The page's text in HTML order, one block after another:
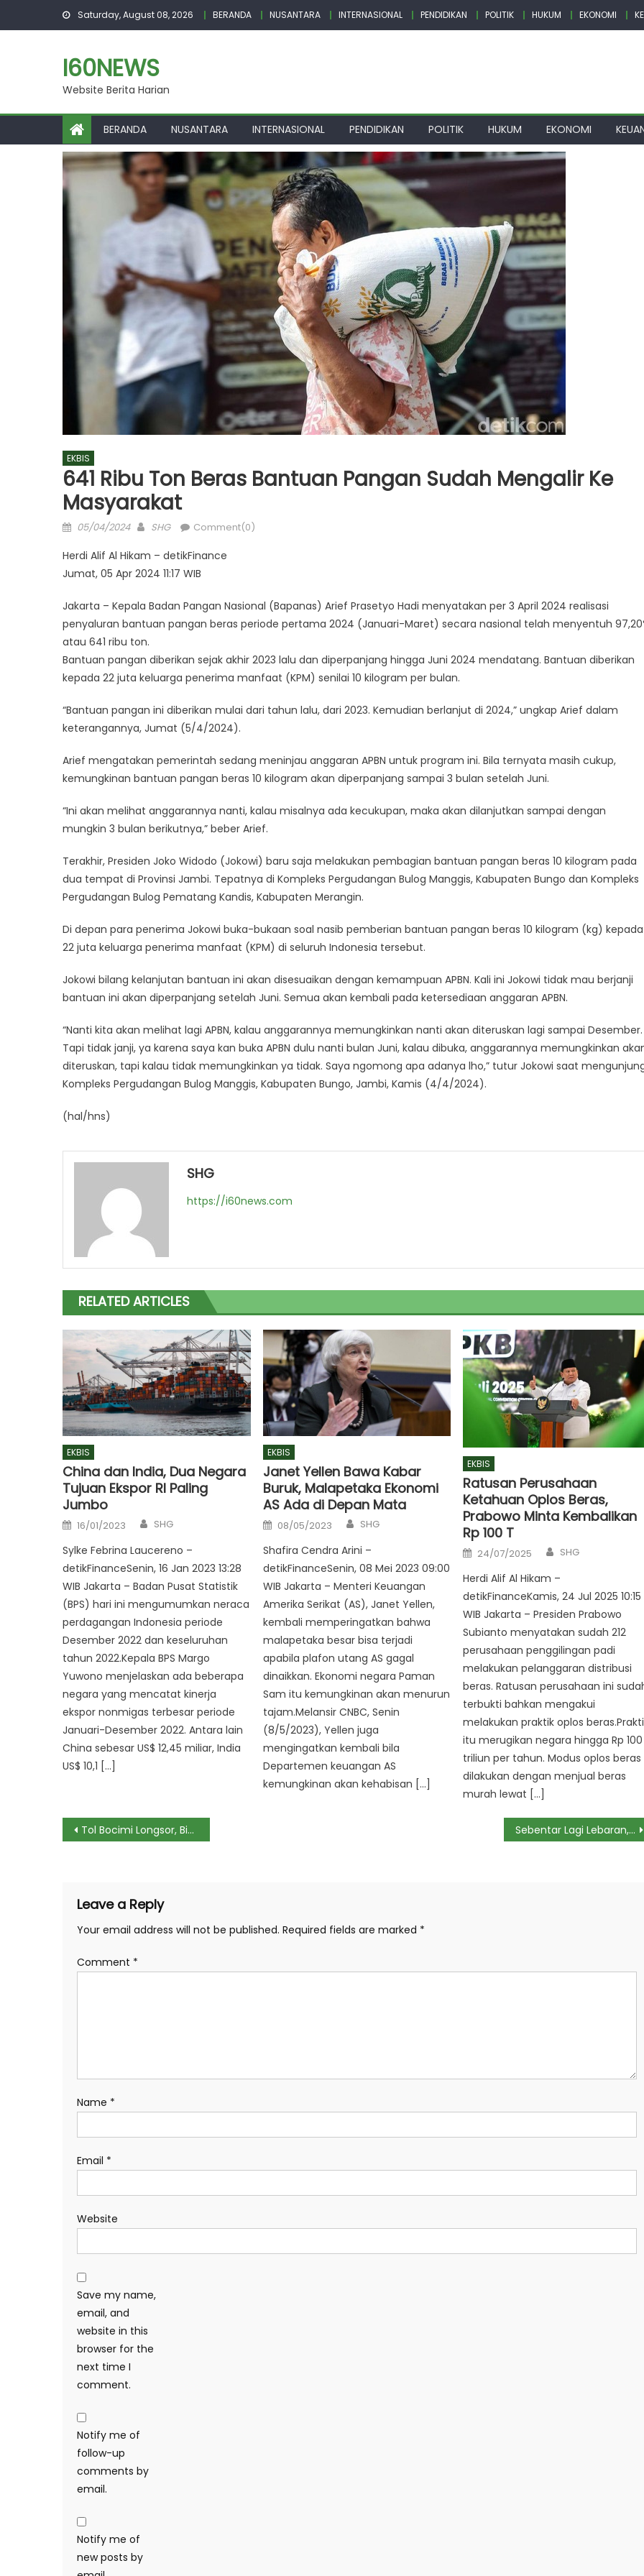
Saturday, August 08, 2026 BERANDA NUSANTARA INTERNASIONAL PENDIDIKAN POLITIK HUKUM EKONOMI
I60NEWS
Website Berita Harian
BERANDA NUSANTARA INTERNASIONAL PENDIDIKAN POLITIK HUKUM EKONOMI
EKBIS
641 Ribu Ton Beras Bantuan Pangan Sudah Mengalir Ke
Masyarakat
Posted
05/04/2024 Author
SHG Comment(0)
Herdi Alif Al Hikam – detikFinance
Jumat, 05 Apr 2024 11:17 WIB
Jakarta – Kepala Badan Pangan Nasional (Bapanas) Arief Prasetyo Hadi menyatakan per 3 April 2024 realisasi
penyaluran bantuan pangan beras periode pertama 2024 (Januari-Maret) secara nasional telah menyentuh
atau 641 ribu ton.
Bantuan pangan diberikan sejak akhir 2023 lalu dan diperpanjang hingga Juni 2024 mendatang. Bantuan diberikan
kepada 22 juta keluarga penerima manfaat (KPM) senilai 10 kilogram per bulan.
“Bantuan pangan ini diberikan mulai dari tahun lalu, dari 2023. Kemudian berlanjut di 2024,” ungkap Arief dalam
keterangannya, Jumat (5/4/2024).
Arief mengatakan pemerintah sedang meninjau anggaran APBN untuk program ini. Bila ternyata masih cukup,
kemungkinan bantuan pangan beras 10 kilogram akan diperpanjang sampai 3 bulan setelah Juni.
“Ini akan melihat anggarannya nanti, kalau misalnya ada kecukupan, maka akan dilanjutkan sampai dengan
mungkin 3 bulan berikutnya,” beber Arief.
Terakhir, Presiden Joko Widodo (Jokowi) baru saja melakukan pembagian bantuan pangan beras 10 kilogram pada
dua tempat di Provinsi Jambi. Tepatnya di Kompleks Pergudangan Bulog Manggis, Kabupaten Bungo dan Kompleks
Pergudangan Bulog Pematang Kandis, Kabupaten Merangin.
Di depan para penerima Jokowi buka-bukaan soal nasib pemberian bantuan pangan beras 10 kilogram (kg) kepada
22 juta keluarga penerima manfaat (KPM) di seluruh Indonesia tersebut.
Jokowi bilang kelanjutan bantuan ini akan disesuaikan dengan kemampuan APBN. Kali ini Jokowi tidak mau berjanji
bantuan ini akan diperpanjang setelah Juni. Semua akan kembali pada ketersediaan anggaran APBN.
“Nanti kita akan melihat lagi APBN, kalau anggarannya memungkinkan nanti akan diteruskan lagi sampai Desember.
Tapi tidak janji, ya karena saya kan buka APBN dulu nanti bulan Juni, kalau dibuka, anggarannya memungkinkan
diteruskan, tapi kalau tidak memungkinkan ya tidak. Saya ngomong apa adanya lho,” tutur Jokowi saat
Kompleks Pergudangan Bulog Manggis, Kabupaten Bungo, Jambi, Kamis (4/4/2024).
(hal/hns)
SHG
https://i60news.com
RELATED ARTICLES
EKBIS
China dan India, Dua Negara
Tujuan Ekspor RI Paling
Jumbo
Posted
on
16/01/2023 Author
SHG
Sylke Febrina Laucereno –
detikFinanceSenin, 16 Jan 2023 13:28
WIB Jakarta – Badan Pusat Statistik
(BPS) hari ini mengumumkan neraca
perdagangan Indonesia periode
Desember 2022 dan keseluruhan
tahun 2022.Kepala BPS Margo
Yuwono menjelaskan ada beberapa
negara yang mencatat kinerja
ekspor nonmigas terbesar periode
Januari-Desember 2022. Antara lain
China sebesar US$ 12,45 miliar, India
US$ 10,1 […]
EKBIS
Janet Yellen Bawa Kabar
Buruk, Malapetaka Ekonomi
AS Ada di Depan Mata
Posted
on
08/05/2023 Author
SHG
Shafira Cendra Arini –
detikFinanceSenin, 08 Mei 2023 09:00
WIB Jakarta – Menteri Keuangan
Amerika Serikat (AS), Janet Yellen,
kembali memperingatkan bahwa
malapetaka besar bisa terjadi
apabila plafon utang AS gagal
dinaikkan. Ekonomi negara Paman
Sam itu kemungkinan akan menurun
tajam.Melansir CNBC, Senin
(8/5/2023), Yellen juga
mengingatkan kembali bila
Departemen keuangan AS
kemungkinan akan kehabisan […]
EKBIS
Ratusan Perusahaan
Ketahuan Oplos Beras,
Prabowo Minta Kembalikan
Rp 100 T
Posted
on
24/07/2025 Author
SHG
Herdi Alif Al Hikam –
detikFinanceKamis, 24 Jul 2025 10:15
WIB Jakarta – Presiden Prabowo
Subianto menyatakan sudah 212
perusahaan penggilingan padi
melakukan pelanggaran distribusi
beras. Ratusan perusahaan ini
terbukti bahkan mengakui
melakukan praktik oplos
itu merugikan negara hingga Rp 100
triliun per tahun. Modus oplos beras
dilakukan dengan menjual beras
murah lewat […]
Post
Tol Bocimi Longsor, Bisa Dipakai untuk Lebaran? Sebentar Lagi Lebaran, Begini Cara Dapat 10 Juta dari BPJS Ketenagakerjaan
Leave a Reply
Your email address will not be published. Required fields are marked *
Comment *
Name *
Email *
Website
Save my name,
email, and
website in this
browser for the
next time I
comment.
Notify me of
follow-up
comments by
email.
Notify me of
new posts by